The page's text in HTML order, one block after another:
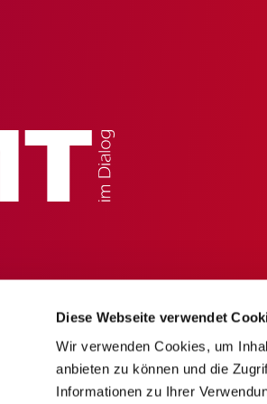
Diese Webseite verwendet
Wir verwenden Cookies, um
anbieten zu können und die
Informationen zu Ihrer